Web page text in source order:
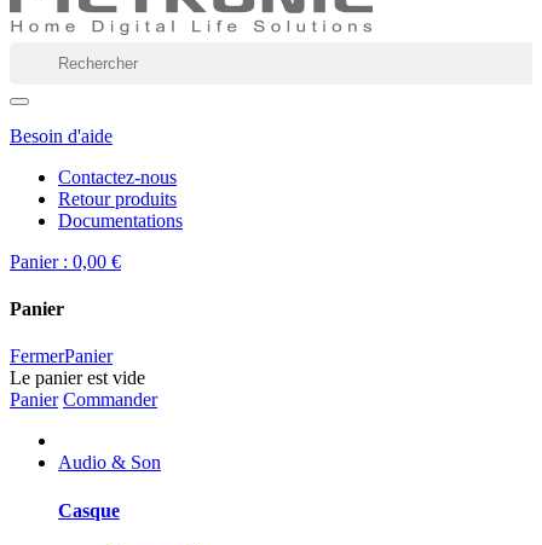
Besoin d'aide
Contactez-nous
Retour produits
Documentations
Panier : 0,00 €
Panier
FermerPanier
Le panier est vide
Panier Commander
Audio & Son
Casque